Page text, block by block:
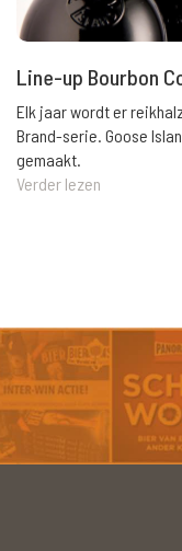
Line-up Bourbon
Elk jaar wordt er
Brand-serie. Goose
gemaakt.
Verder lezen